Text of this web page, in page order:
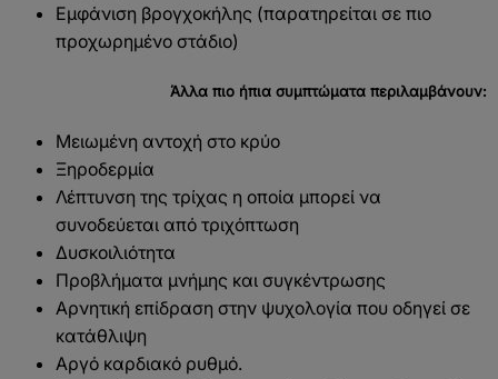
Εμφάνιση βρογχοκήλης (παρατηρείται σε πιο
προχωρημένο στάδιο)
Άλλα πιο ήπια συμπτώματα περιλαμβάνουν:
Μειωμένη αντοχή στο κρύο
Ξηροδερμία
Λέπτυνση της τρίχας η οποία μπορεί να
συνοδεύεται από τριχόπτωση
Δυσκοιλιότητα
Προβλήματα μνήμης και συγκέντρωσης
Αρνητική επίδραση στην ψυχολογία που οδηγεί σε
κατάθλιψη
Αργό καρδιακό ρυθμό.